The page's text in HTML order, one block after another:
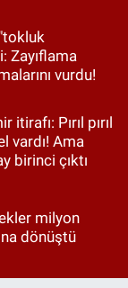
Zayıflama
vurdu!
itirafı: Pırıl pırıl
vardı! Ama
birinci çıktı
milyon
dönüştü